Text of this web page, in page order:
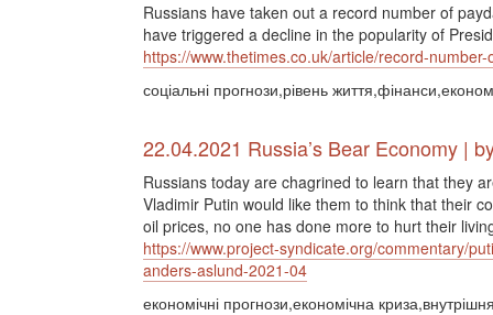
Russians have taken out a record number of
have triggered a decline in the popularity of
https://www.thetimes.co.uk/article/record-
соціальні прогнози,рівень
22.04.2021 Russia’s Bear Economy |
Russians today are chagrined to learn that they
Vladimir Putin would like them to think that their
oil prices, no one has done more to hurt their
https://www.project-syndicate.org/commentary/
anders-aslund-2021-04
економічні прогнози,економічна